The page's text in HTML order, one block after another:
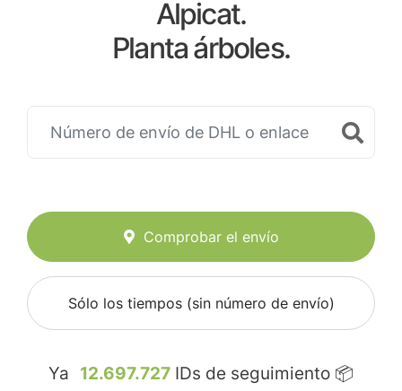
Alpicat.
Planta árboles.
Comprobar el envío
Sólo los tiempos (sin número de envío)
Ya 12.697.727 IDs de seguimiento 📦